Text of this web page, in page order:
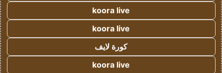
koora live
koora live
كورة لايف
koora live